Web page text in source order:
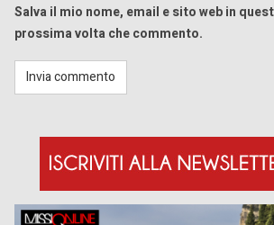
Salva il mio nome, email e sito web in
prossima volta che commento.